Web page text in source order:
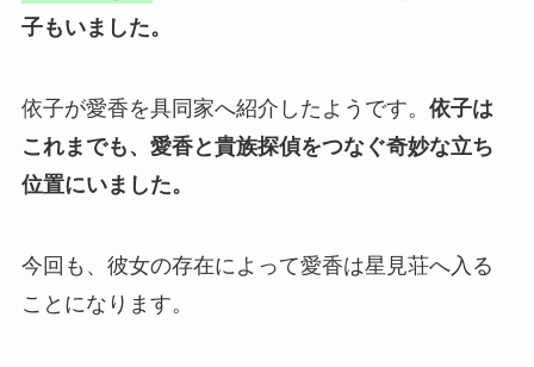
子もいました。
依子が愛香を具同家へ紹介したようです。 依子は
これまでも、愛香と貴族探偵をつなぐ奇妙な立ち
位置にいました。
今回も、彼女の存在によって愛香は星見荘へ入る
ことになります。